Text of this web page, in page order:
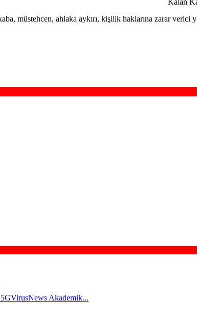
müstehcen, ahlaka aykırı, kişilik haklarına zarar verici
Akademik...